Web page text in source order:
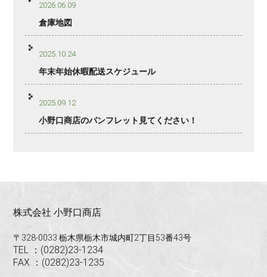
2026.06.09
倉庫地図
2025.10.24
年末年始休暇配送スケジュール
2025.09.12
小野口商店のパンフレット見てください！
株式会社 小野口商店
〒328-0033 栃木県栃木市城内町2丁目53番43号
TEL ：(0282)23-1234
FAX ：(0282)23-1235